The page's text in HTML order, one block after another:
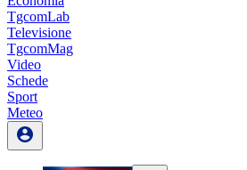
TgcomLab
Televisione
TgcomMag
Video
Schede
Sport
Meteo